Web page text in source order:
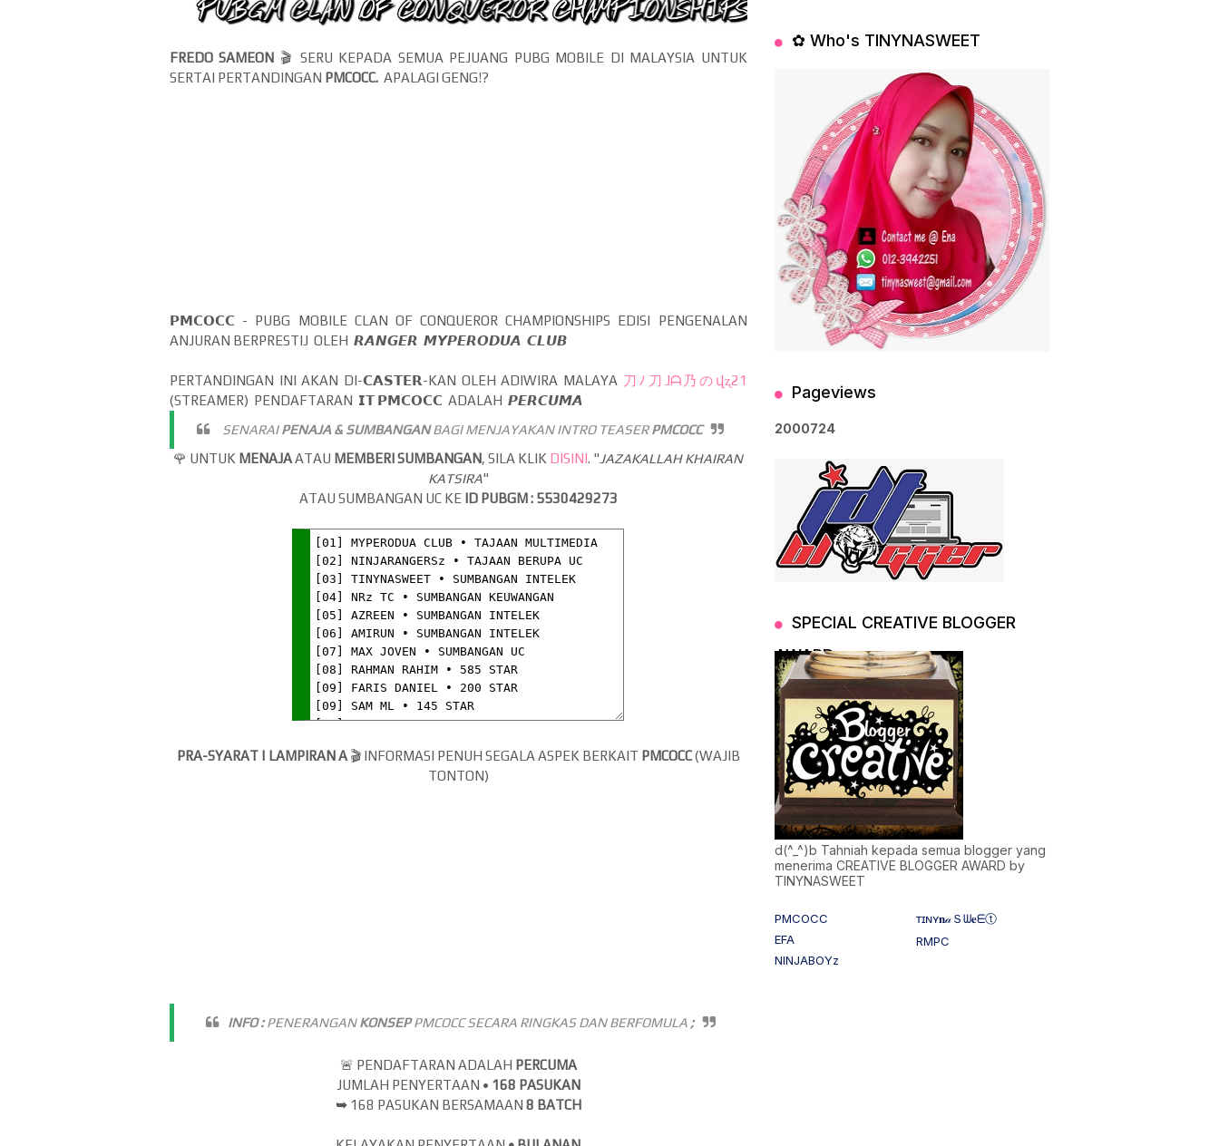
FREDO SAMEON 🎬 SERU KEPADA SEMUA PEJUANG PUBG MOBILE DI MALAYSIA UNTUK
SERTAI PERTANDINGAN PMCOCC. APALAGI GENG!?
𝗣𝗠𝗖𝗢𝗖𝗖 - PUBG MOBILE CLAN OF CONQUEROR CHAMPIONSHIPS EDISI PENGENALAN
ANJURAN BERPRESTIJ OLEH 𝙍𝘼𝙉𝙂𝙀𝙍 𝙈𝙔𝙋𝙀𝙍𝙊𝘿𝙐𝘼 𝘾𝙇𝙐𝘽
PERTANDINGAN INI AKAN DI-𝗖𝗔𝗦𝗧𝗘𝗥-KAN OLEH ADIWIRA MALAYA 刀ﾉ刀Jᗩ乃のվʐ21
(STREAMER) PENDAFTARAN 𝗜𝗧 𝗣𝗠𝗖𝗢𝗖𝗖 ADALAH 𝙋𝙀𝙍𝘾𝙐𝙈𝘼
SENARAIPENAJA & SUMBANGANBAGI MENJAYAKAN INTRO TEASERPMCOCC
🌹 UNTUK MENAJAATAU MEMBERI SUMBANGAN, SILA KLIK DISINI. " JAZAKALLAH KHAIRAN
KATSIRA"
ATAU SUMBANGAN UC KE ID PUBGM : 5530429273
PRA-SYARAT | LAMPIRAN A🎬 INFORMASI PENUH SEGALA ASPEK BERKAIT PMCOCC(WAJIB
TONTON)
INFO :PENERANGANKONSEPPMCOCC SECARA RINGKAS DAN BERFOMULA;
🚨 PENDAFTARAN ADALAH PERCUMA
JUMLAH PENYERTAAN • 168 PASUKAN
➥ 168 PASUKAN BERSAMAAN 8 BATCH
✿ Who's TINYNASWEET
Pageviews
2000724
SPECIAL CREATIVE BLOGGER
AWARD
d(^_^)b Tahniah kepada semua blogger yang
menerima CREATIVE BLOGGER AWARD by
TINYNASWEET
PMCOCC
ᴛɪɴʏ𝐧𝒶Ｓᗯ𝐞ᗴⓣ
EFA
RMPC
NINJABOYz